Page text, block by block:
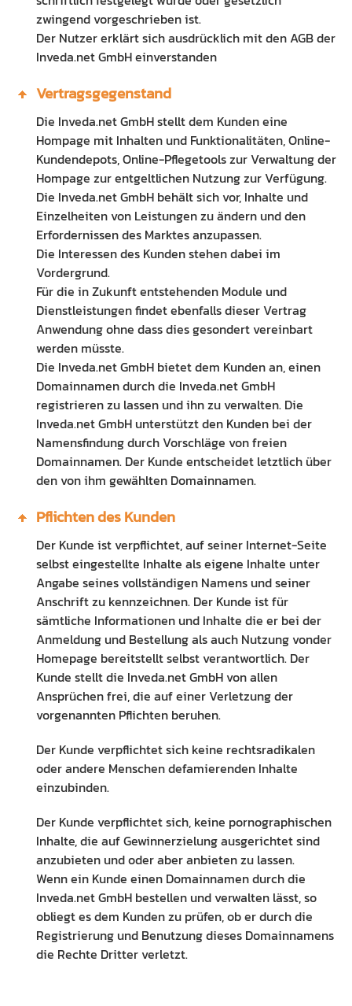
zwingend vorgeschrieben ist.
Der Nutzer erklärt sich ausdrücklich mit den AGB der
Inveda.net GmbH einverstanden
Vertragsgegenstand
Die Inveda.net GmbH stellt dem Kunden eine
Hompage mit Inhalten und Funktionalitäten, Online-
Kundendepots, Online-Pflegetools zur Verwaltung der
Hompage zur entgeltlichen Nutzung zur Verfügung.
Die Inveda.net GmbH behält sich vor, Inhalte und
Einzelheiten von Leistungen zu ändern und den
Erfordernissen des Marktes anzupassen.
Die Interessen des Kunden stehen dabei im
Vordergrund.
Für die in Zukunft entstehenden Module und
Dienstleistungen findet ebenfalls dieser Vertrag
Anwendung ohne dass dies gesondert vereinbart
werden müsste.
Die Inveda.net GmbH bietet dem Kunden an, einen
Domainnamen durch die Inveda.net GmbH
registrieren zu lassen und ihn zu verwalten. Die
Inveda.net GmbH unterstützt den Kunden bei der
Namensfindung durch Vorschläge von freien
Domainnamen. Der Kunde entscheidet letztlich über
den von ihm gewählten Domainnamen.
Pflichten des Kunden
Der Kunde ist verpflichtet, auf seiner Internet-Seite
selbst eingestellte Inhalte als eigene Inhalte unter
Angabe seines vollständigen Namens und seiner
Anschrift zu kennzeichnen. Der Kunde ist für
sämtliche Informationen und Inhalte die er bei der
Anmeldung und Bestellung als auch Nutzung vonder
Homepage bereitstellt selbst verantwortlich. Der
Kunde stellt die Inveda.net GmbH von allen
Ansprüchen frei, die auf einer Verletzung der
vorgenannten Pflichten beruhen.
Der Kunde verpflichtet sich keine rechtsradikalen
oder andere Menschen defamierenden Inhalte
einzubinden.
Der Kunde verpflichtet sich, keine pornographischen
Inhalte, die auf Gewinnerzielung ausgerichtet sind
anzubieten und oder aber anbieten zu lassen.
Wenn ein Kunde einen Domainnamen durch die
Inveda.net GmbH bestellen und verwalten lässt, so
obliegt es dem Kunden zu prüfen, ob er durch die
Registrierung und Benutzung dieses Domainnamens
die Rechte Dritter verletzt.